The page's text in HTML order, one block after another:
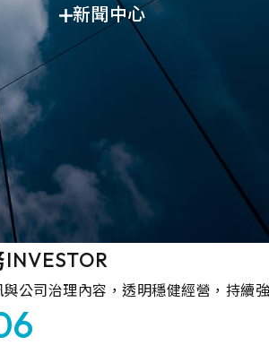
新聞中心
INVESTOR
公司治理內容，透明穩健經營，持續